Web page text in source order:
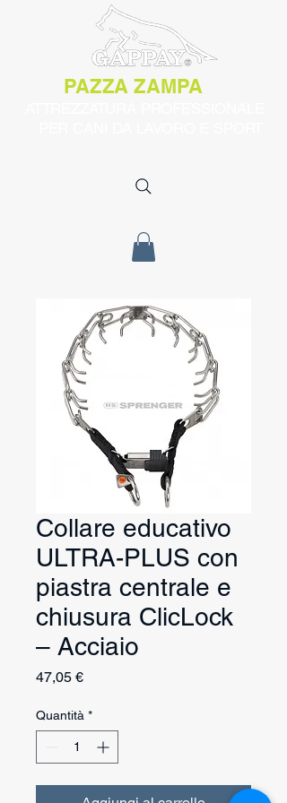
PAZZA ZAMPA
Collare educativo
ULTRA-PLUS con
piastra centrale e
chiusura ClicLock
– Acciaio
47,05 €Prezzo
Quantità *